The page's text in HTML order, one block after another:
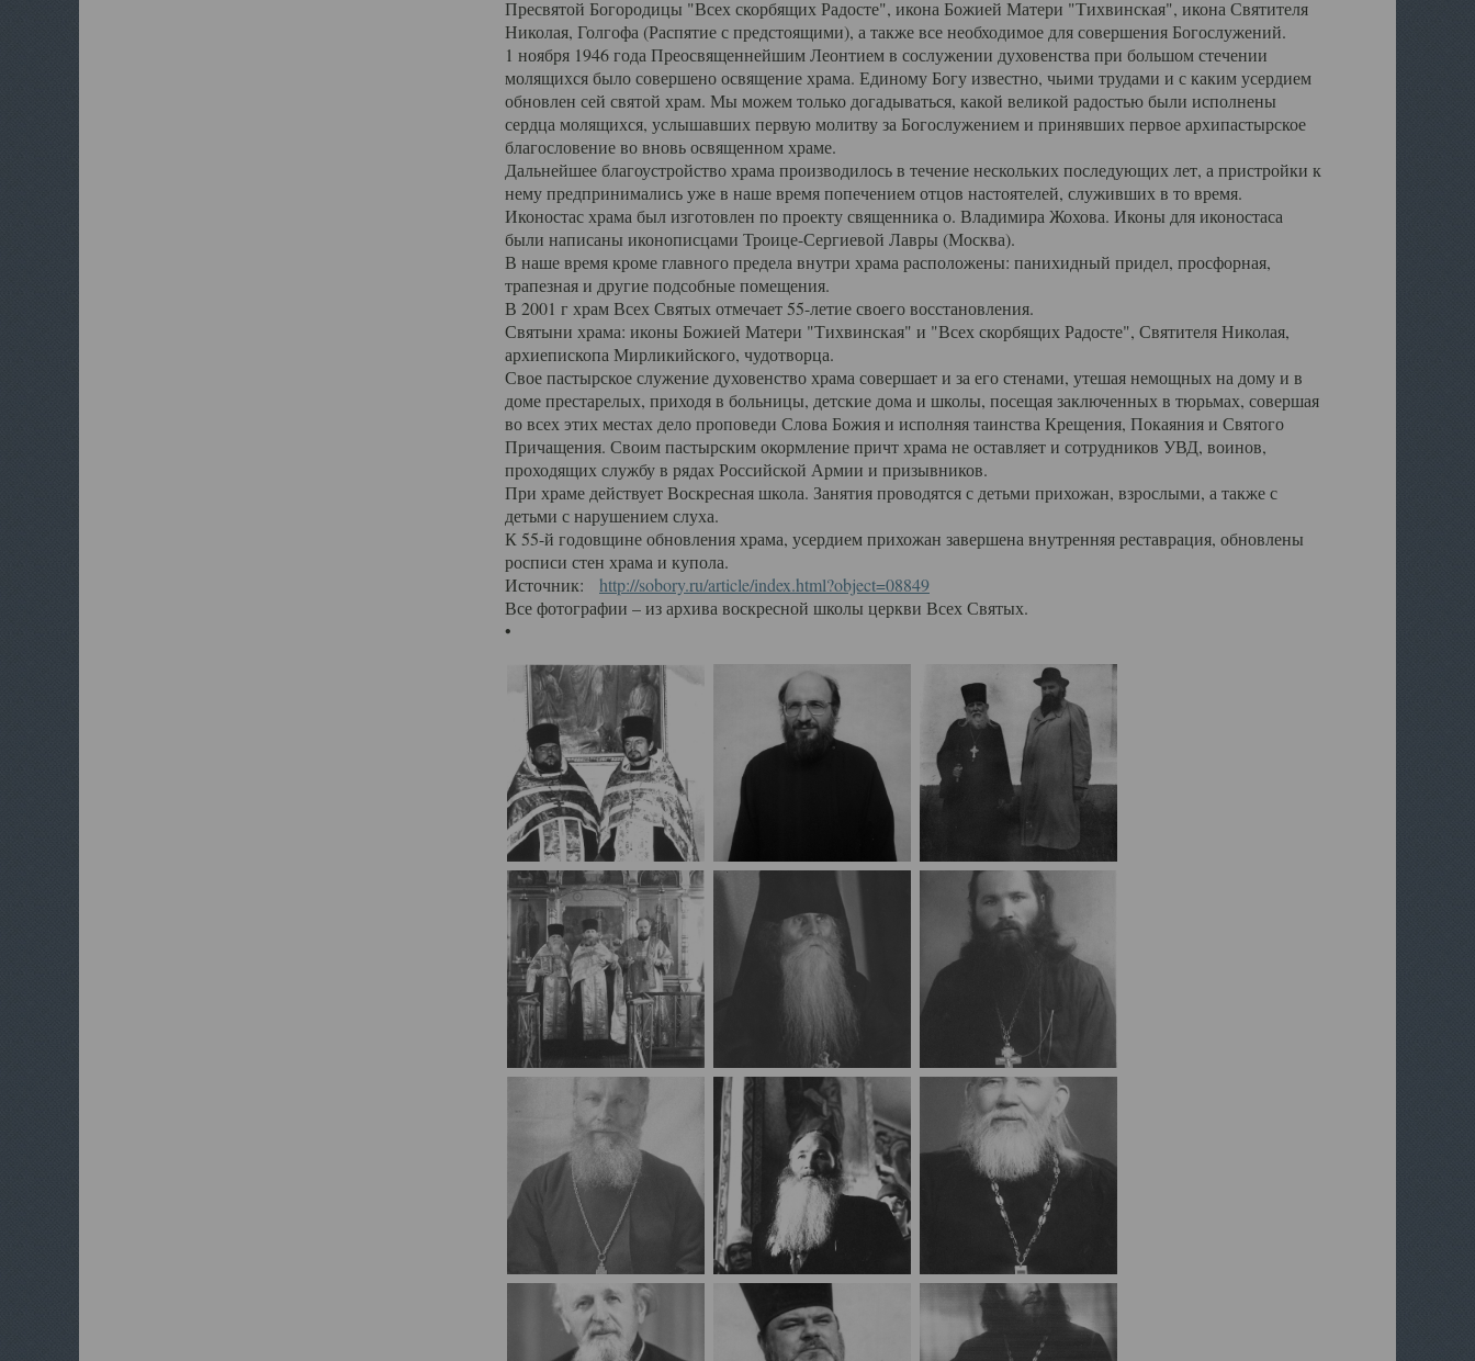
Пресвятой Богородицы "Всех скорбящих Радосте", икона Божией Матери "Тихвинская", икона Святителя
Николая, Голгофа (Распятие с предстоящими), а также все необходимое для совершения Богослужений.
1 ноября 1946 года Преосвященнейшим Леонтием в сослужении духовенства при большом стечении
молящихся было совершено освящение храма. Единому Богу известно, чьими трудами и с каким усердием
обновлен сей святой храм. Мы можем только догадываться, какой великой радостью были исполнены
сердца молящихся, услышавших первую молитву за Богослужением и принявших первое архипастырское
благословение во вновь освященном храме.
Дальнейшее благоустройство храма производилось в течение нескольких последующих лет, а пристройки к
нему предпринимались уже в наше время попечением отцов настоятелей, служивших в то время.
Иконостас храма был изготовлен по проекту священника о. Владимира Жохова. Иконы для иконостаса
были написаны иконописцами Троице-Сергиевой Лавры (Москва).
В наше время кроме главного предела внутри храма расположены: панихидный придел, просфорная,
трапезная и другие подсобные помещения.
В 2001 г храм Всех Святых отмечает 55-летие своего восстановления.
Святыни храма: иконы Божией Матери "Тихвинская" и "Всех скорбящих Радосте", Святителя Николая,
архиепископа Мирликийского, чудотворца.
Свое пастырское служение духовенство храма совершает и за его стенами, утешая немощных на дому и в
доме престарелых, приходя в больницы, детские дома и школы, посещая заключенных в тюрьмах, совершая
во всех этих местах дело проповеди Слова Божия и исполняя таинства Крещения, Покаяния и Святого
Причащения. Своим пастырским окормление причт храма не оставляет и сотрудников УВД, воинов,
проходящих службу в рядах Российской Армии и призывников.
При храме действует Воскресная школа. Занятия проводятся с детьми прихожан, взрослыми, а также с
детьми с нарушением слуха.
К 55-й годовщине обновления храма, усердием прихожан завершена внутренняя реставрация, обновлены
росписи стен храма и купола.
Источник: http://sobory.ru/article/index.html?object=08849
Все фотографии – из архива воскресной школы церкви Всех Святых.
•